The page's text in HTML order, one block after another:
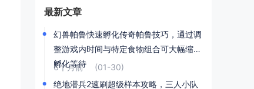
最新文章
幻兽帕鲁快速孵化传奇帕鲁技巧，通过调
整游戏内时间与特定食物组合可大幅缩短
孵化等待
6个月前
(01-30)
绝地潜兵2速刷超级样本攻略，三人小队